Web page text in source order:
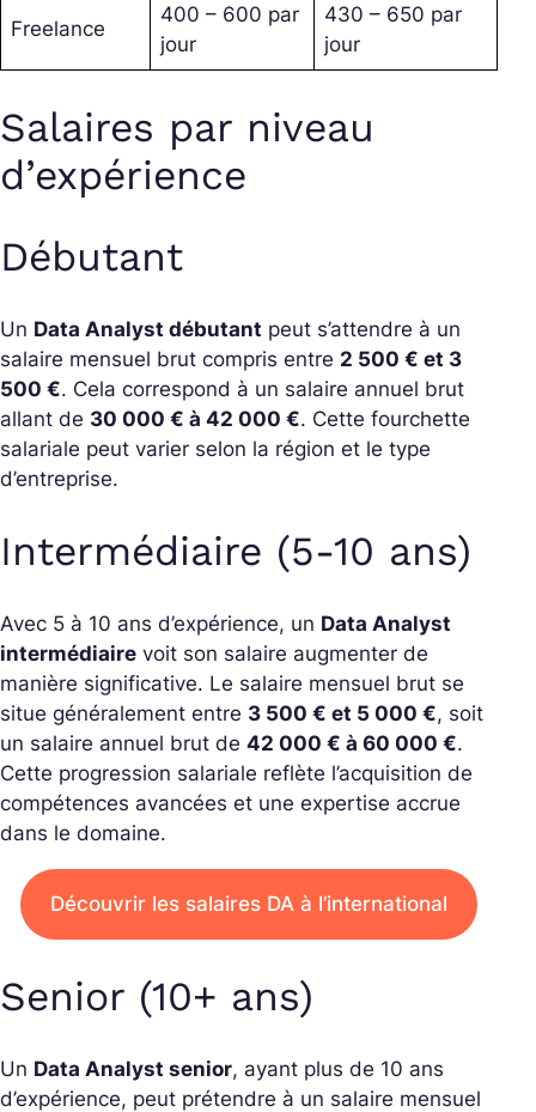
Freelance
400 – 600 par
jour
430 – 650 par
jour
Salaires par niveau
d’expérience
Débutant
Un Data Analyst débutant peut s’attendre à un
salaire mensuel brut compris entre 2 500 € et 3
500 €. Cela correspond à un salaire annuel brut
allant de 30 000 € à 42 000 €. Cette fourchette
salariale peut varier selon la région et le type
d’entreprise.
Intermédiaire (5-10 ans)
Avec 5 à 10 ans d’expérience, un Data Analyst
intermédiaire voit son salaire augmenter de
manière significative. Le salaire mensuel brut se
situe généralement entre 3 500 € et 5 000 €, soit
un salaire annuel brut de 42 000 € à 60 000 €.
Cette progression salariale reflète l’acquisition de
compétences avancées et une expertise accrue
dans le domaine.
Découvrir les salaires DA à l’international
Senior (10+ ans)
Un Data Analyst senior, ayant plus de 10 ans
d’expérience, peut prétendre à un salaire mensuel